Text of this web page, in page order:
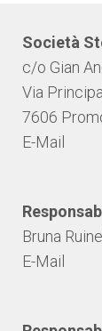
Società
c/o Gian
Via
7606
E-Mail
Bruna
E-Mail